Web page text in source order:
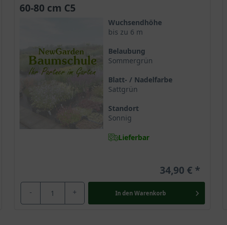
den Garten im Frühjahr
in Magenta
Thirion‘
60-80 cm C5
Wuchsendhöhe
bis zu 6 m
Belaubung
Sommergrün
Blatt- / Nadelfarbe
Sattgrün
Standort
Sonnig
Lieferbar
34,90 €
- + In den Warenkorb